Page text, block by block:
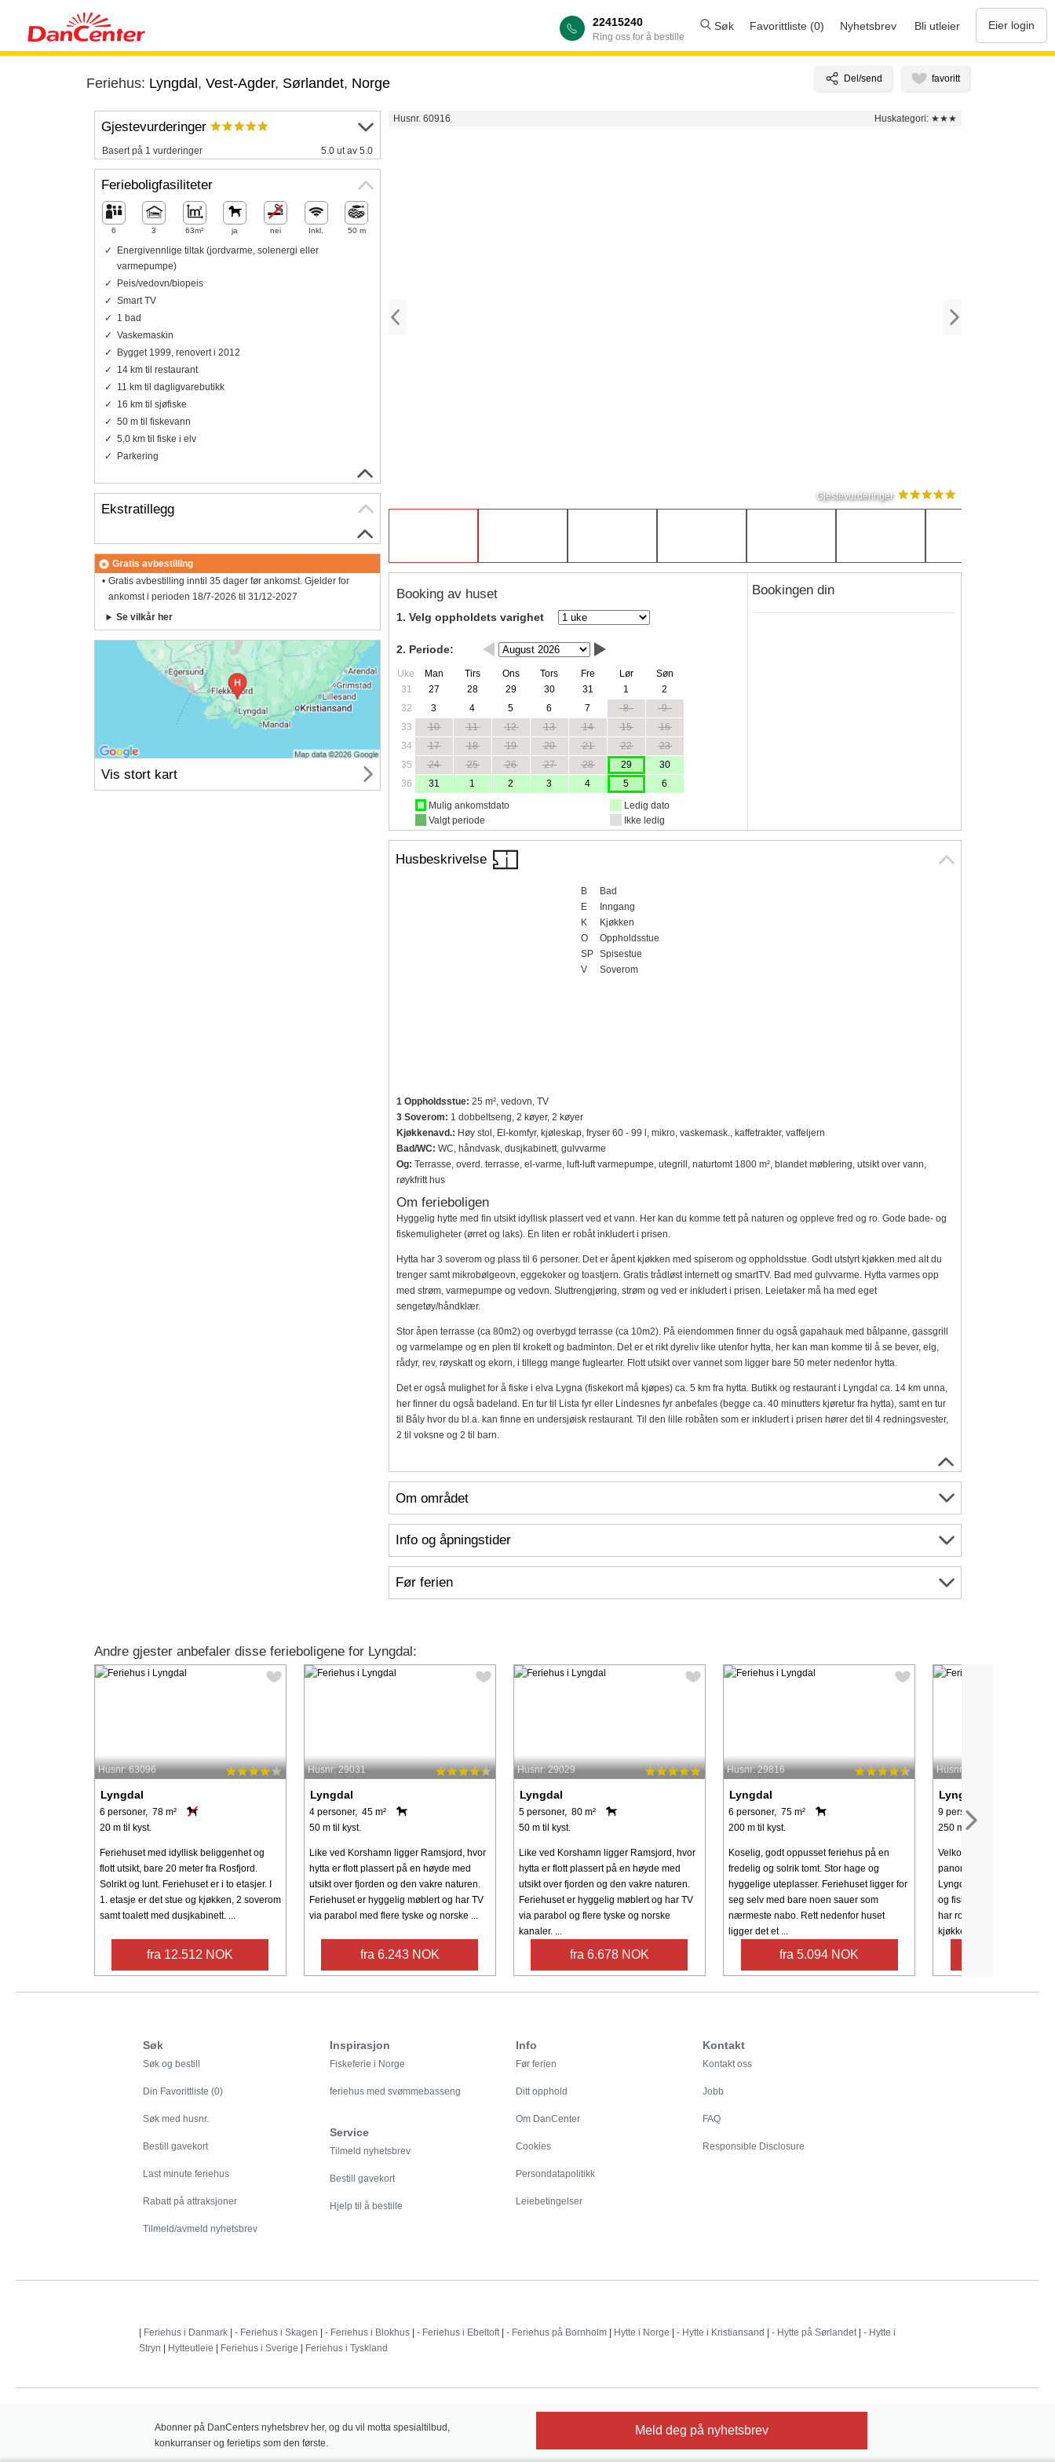
22415240
Ring oss for å bestille
Søk Favorittliste (0) Nyhetsbrev Bli utleier Eier login
Feriehus: Lyngdal , Vest-Agder, Sørlandet, Norge
Husnr. 60916 Huskategori: ★★★
Gjestevurderinger
Booking av huset
1. Velg oppholdets varighet
2. Periode:
Uke Man Tirs Ons Tors Fre Lør
Søn
31
27 28 29 30 31 1
2
32
3 4 5 6 7 8
9
33
10 11 12 13 14 15
16
34
17 18 19 20 21 22
23
35
24 25 26 27 28 29
30
36
31 1 2 3 4 5
6
Mulig ankomstdato
Valgt periode
Ledig dato
Ikke ledig
Bookingen din
Husbeskrivelse
B
Bad
E
Inngang
K
Kjøkken
O
Oppholdsstue
SP
Spisestue
V
Soverom
1 Oppholdsstue: 25 m², vedovn, TV
3 Soverom: 1 dobbeltseng, 2 køyer, 2 køyer
Kjøkkenavd.: Høy stol, El-komfyr, kjøleskap, fryser 60 - 99 l, mikro, vaskemask., kaffetrakter, vaffeljern
Bad/WC: WC, håndvask, dusjkabinett, gulvvarme
Og: Terrasse, overd. terrasse, el-varme, luft-luft varmepumpe, utegrill, naturtomt 1800 m², blandet møblering, utsikt over vann,
røykfritt hus
Om ferieboligen
Hyggelig hytte med fin utsikt idyllisk plassert ved et vann. Her kan du komme tett på naturen og oppleve fred og ro. Gode bade- og
fiskemuligheter (ørret og laks). En liten er robåt inkludert i prisen.
Hytta har 3 soverom og plass til 6 personer. Det er åpent kjøkken med spiserom og oppholdsstue. Godt utstyrt kjøkken med alt du
trenger samt mikrobølgeovn, eggekoker og toastjern. Gratis trådløst internett og smartTV. Bad med gulvvarme. Hytta varmes opp
med strøm, varmepumpe og vedovn. Sluttrengjøring, strøm og ved er inkludert i prisen. Leietaker må ha med eget
sengetøy/håndklær.
Stor åpen terrasse (ca 80m2) og overbygd terrasse (ca 10m2). På eiendommen finner du også gapahauk med bålpanne, gassgrill
og varmelampe og en plen til krokett og badminton. Det er et rikt dyreliv like utenfor hytta, her kan man komme til å se bever, elg,
rådyr, rev, røyskatt og ekorn, i tillegg mange fuglearter. Flott utsikt over vannet som ligger bare 50 meter nedenfor hytta.
Det er også mulighet for å fiske i elva Lygna (fiskekort må kjøpes) ca. 5 km fra hytta. Butikk og restaurant i Lyngdal ca. 14 km unna,
her finner du også badeland. En tur til Lista fyr eller Lindesnes fyr anbefales (begge ca. 40 minutters kjøretur fra hytta), samt en tur
til Båly hvor du bl.a. kan finne en undersjøisk restaurant. Til den lille robåten som er inkludert i prisen hører det til 4 redningsvester,
2 til voksne og 2 til barn.
Om området
Info og åpningstider
Før ferien
Gjestevurderinger
Basert på 1 vurderinger 5.0 ut av 5.0
Ferieboligfasiliteter
6 3 63m² ja nei Inkl. 50 m
Energivennlige tiltak (jordvarme, solenergi eller
varmepumpe)
Peis/vedovn/biopeis
Smart TV
1 bad
Vaskemaskin
Bygget 1999, renovert i 2012
14 km til restaurant
11 km til dagligvarebutikk
16 km til sjøfiske
50 m til fiskevann
5,0 km til fiske i elv
Parkering
Ekstratillegg
Gratis avbestilling
Gratis avbestilling inntil 35 dager før ankomst. Gjelder for
ankomst i perioden 18/7-2026 til 31/12-2027
Se vilkår her
Vis stort kart
Andre gjester anbefaler disse ferieboligene for Lyngdal:
Husnr: 63096
Lyngdal
6 personer, 78 m²
20 m til kyst.
Feriehuset med idyllisk beliggenhet og
flott utsikt, bare 20 meter fra Rosfjord.
Solrikt og lunt. Feriehuset er i to etasjer. I
1. etasje er det stue og kjøkken, 2 soverom
samt toalett med dusjkabinett. ...
fra 12.512 NOK
Husnr: 29031
Lyngdal
4 personer, 45 m²
50 m til kyst.
Like ved Korshamn ligger Ramsjord, hvor
hytta er flott plassert på en høyde med
utsikt over fjorden og den vakre naturen.
Feriehuset er hyggelig møblert og har TV
via parabol med flere tyske og norske ...
fra 6.243 NOK
Husnr: 29029
Lyngdal
5 personer, 80 m²
50 m til kyst.
Like ved Korshamn ligger Ramsjord, hvor
hytta er flott plassert på en høyde med
utsikt over fjorden og den vakre naturen.
Feriehuset er hyggelig møblert og har TV
via parabol og flere tyske og norske
kanaler. ...
fra 6.678 NOK
Husnr: 29816
Lyngdal
6 personer, 75 m²
200 m til kyst.
Koselig, godt oppusset feriehus på en
fredelig og solrik tomt. Stor hage og
hyggelige uteplasser. Feriehuset ligger for
seg selv med bare noen sauer som
nærmeste nabo. Rett nedenfor huset
ligger det et ...
fra 5.094 NOK
Husnr: 48755
Lyngdal
9 personer, 100 m²
250 m til kyst.
Velkommen til romslig
panoramautsikt og båt på
Lyngdal! Kort vei til egen
og fiskevær i Korshamn
har romslig stue med åpen
kjøkkenløsning, høyt mønet
Søk
Søk og bestill
Din Favorittliste (0)
Søk med husnr.
Bestill gavekort
Last minute feriehus
Rabatt på attraksjoner
Tilmeld/avmeld nyhetsbrev
Inspirasjon
Fiskeferie i Norge
feriehus med svømmebasseng
Service
Tilmeld nyhetsbrev
Bestill gavekort
Hjelp til å bestille
Info
Før ferien
Ditt opphold
Om DanCenter
Cookies
Persondatapolitikk
Leiebetingelser
Kontakt
Kontakt oss
Jobb
FAQ
Responsible Disclosure
| Feriehus i Danmark | - Feriehus i Skagen | - Feriehus i Blokhus | - Feriehus i Ebeltoft | - Feriehus på Bornholm | Hytte i Norge | - Hytte i Kristiansand | - Hytte på Sørlandet | - Hytte i
Stryn | Hytteutleie | Feriehus i Sverige | Feriehus i Tyskland
Abonner på DanCenters nyhetsbrev her, og du vil motta spesialtilbud,
konkurranser og ferietips som den første.
Meld deg på nyhetsbrev